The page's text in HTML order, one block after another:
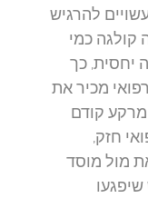
להרגיש
כמי
כך
מכיר את
קודם
חזק,
מול מוסד